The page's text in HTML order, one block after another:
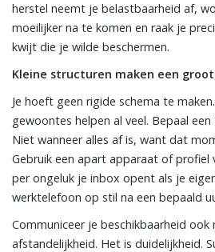
herstel neemt je belastbaarheid af,
moeilijker na te komen en raak je
kwijt die je wilde beschermen.
Kleine structuren maken een
Je hoeft geen rigide schema te
gewoontes helpen al veel. Bepaal
Niet wanneer alles af is, want dat
Gebruik een apart apparaat of
per ongeluk je inbox opent als je
werktelefoon op stil na een bepaald
Communiceer je beschikbaarheid ook
afstandelijkheid. Het is duidelijkheid.